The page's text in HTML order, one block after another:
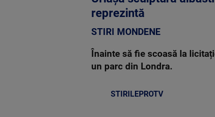
reprezintă
STIRI MONDENE
Înainte să fie scoasă la
un parc din Londra.
STIRILEPROTV